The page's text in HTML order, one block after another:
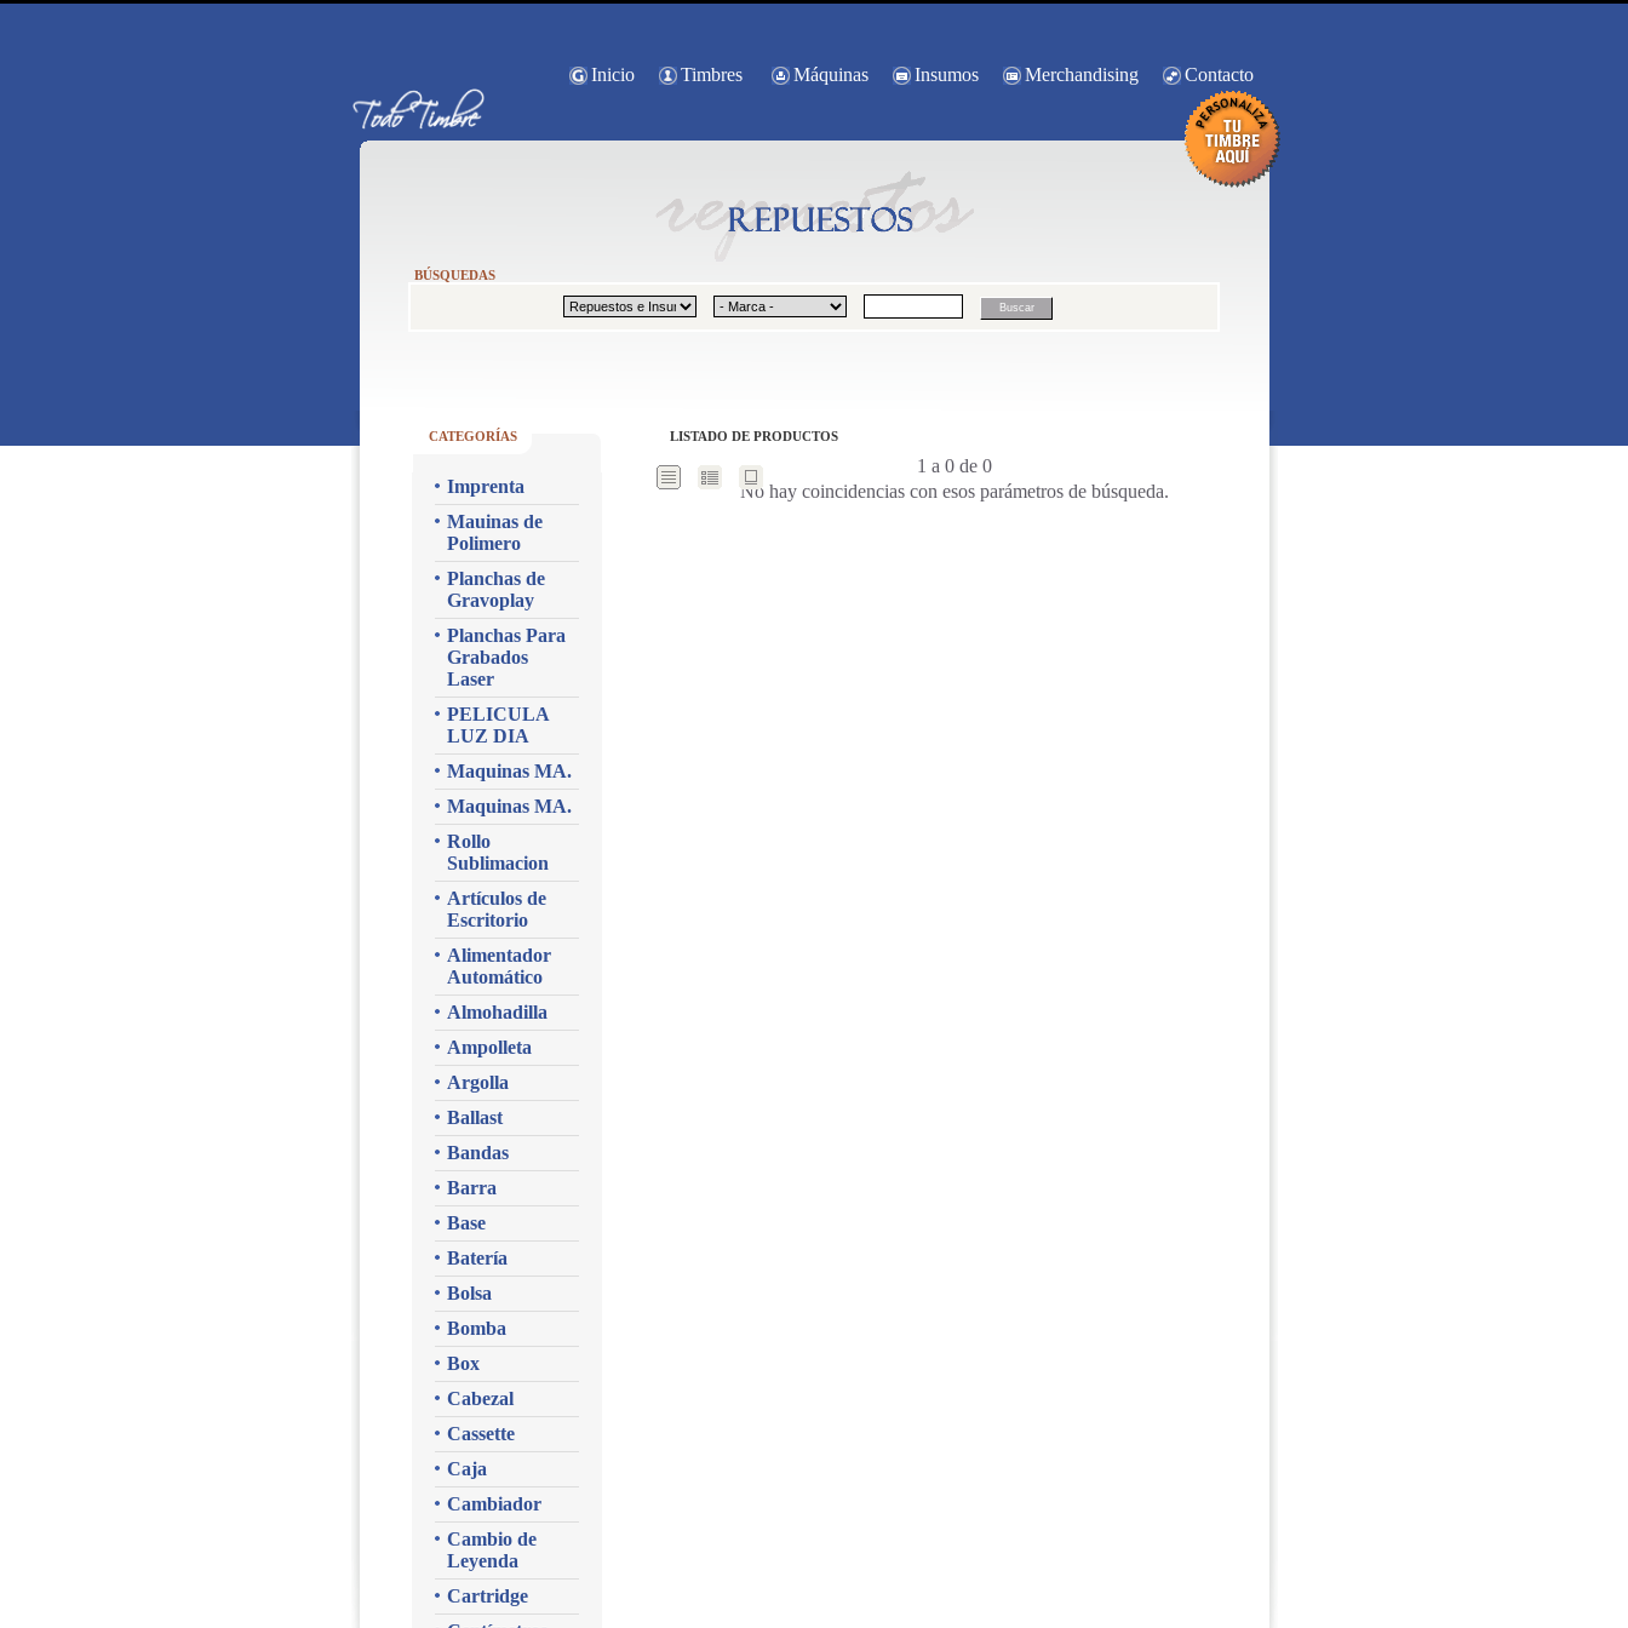
Inicio Timbres Máquinas Insumos Merchandising Contacto
BÚSQUEDAS
CATEGORÍAS
Imprenta
Mauinas de
Polimero
Planchas de
Gravoplay
Planchas Para
Grabados
Laser
PELICULA
LUZ DIA
Maquinas MA.
Maquinas MA.
Rollo
Sublimacion
Artículos de
Escritorio
Alimentador
Automático
Almohadilla
Ampolleta
Argolla
Ballast
Bandas
Barra
Base
Batería
Bolsa
Bomba
Box
Cabezal
Cassette
Caja
Cambiador
Cambio de
Leyenda
Cartridge
LISTADO DE PRODUCTOS
1 a 0 de 0
No hay coincidencias con esos parámetros de búsqueda.